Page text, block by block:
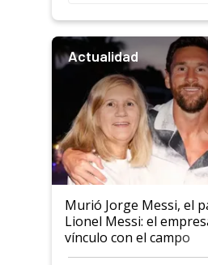
Actualidad
Murió Jorge Messi, el
Lionel Messi: el
vínculo con el campo